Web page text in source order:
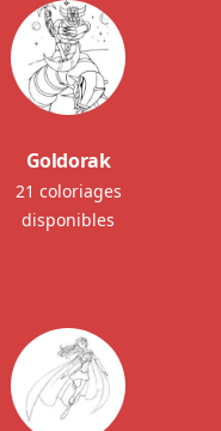
Goldorak
21 coloriages
disponibles